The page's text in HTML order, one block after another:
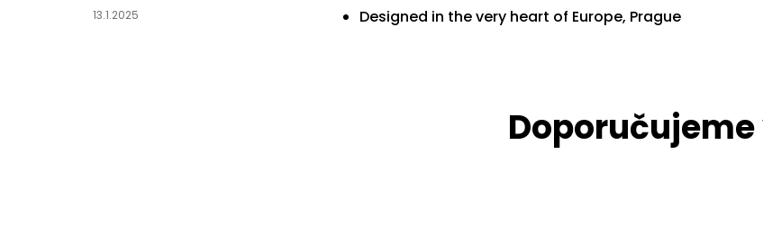
13.1.2025
Designed in the very heart of Europe, Prague